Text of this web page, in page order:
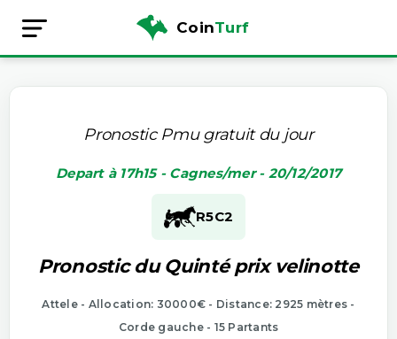
CoinTurf
Pronostic Pmu gratuit du jour
Depart à 17h15 - Cagnes/mer - 20/12/2017
R5C2
Pronostic du Quinté prix velinotte
Attele - Allocation: 30000€ - Distance: 2925 mètres -
Corde gauche - 15 Partants